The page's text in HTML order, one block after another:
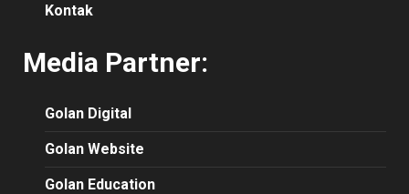
Kontak
Media Partner:
Golan Digital
Golan Website
Golan Education